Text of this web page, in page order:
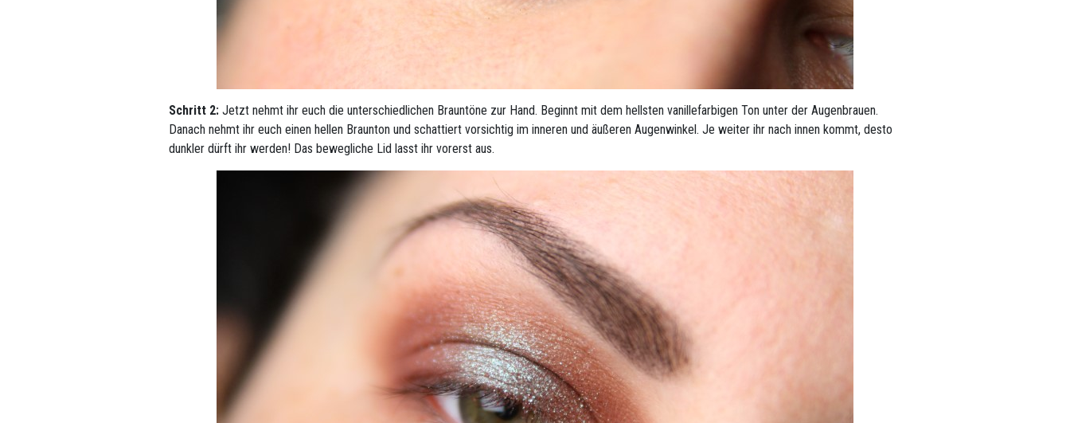
Schritt 2: Jetzt nehmt ihr euch die unterschiedlichen Brauntöne zur Hand. Beginnt mit dem hellsten vanillefarbigen Ton unter der Augenbrauen.
Danach nehmt ihr euch einen hellen Braunton und schattiert vorsichtig im inneren und äußeren Augenwinkel. Je weiter ihr nach innen kommt, desto
dunkler dürft ihr werden! Das bewegliche Lid lasst ihr vorerst aus.